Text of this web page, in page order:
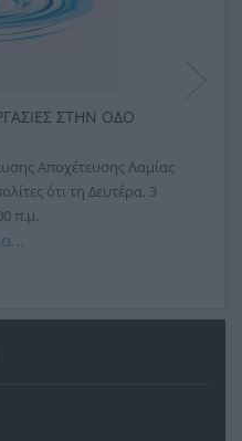
ΣΤΗΝ ΟΔΟ
Αποχέτευσης Λαμίας
ότι τη Δευτέρα, 3
π.μ.